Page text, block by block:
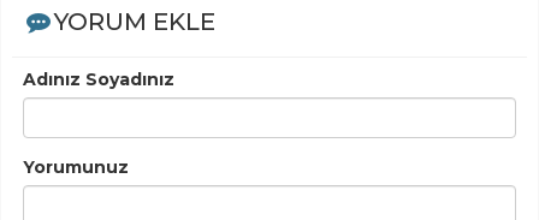
YORUM EKLE
Adınız Soyadınız
Yorumunuz